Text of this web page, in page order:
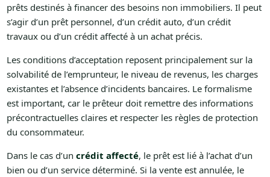
prêts destinés à financer des besoins non immobiliers. Il peut
s’agir d’un prêt personnel, d’un crédit auto, d’un crédit
travaux ou d’un crédit affecté à un achat précis.
Les conditions d’acceptation reposent principalement sur la
solvabilité de l’emprunteur, le niveau de revenus, les charges
existantes et l’absence d’incidents bancaires. Le formalisme
est important, car le prêteur doit remettre des informations
précontractuelles claires et respecter les règles de protection
du consommateur.
Dans le cas d’un crédit affecté, le prêt est lié à l’achat d’un
bien ou d’un service déterminé. Si la vente est annulée, le